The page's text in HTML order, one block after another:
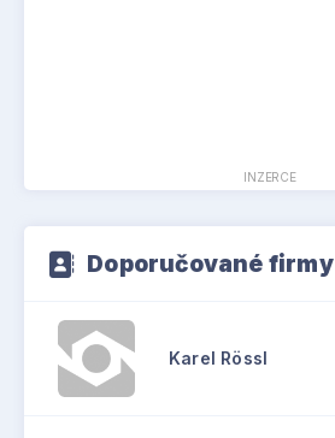
INZERCE
Doporučované firmy
Karel Rössl